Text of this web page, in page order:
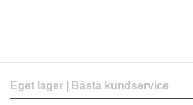
Eget lager | Bästa kundservice